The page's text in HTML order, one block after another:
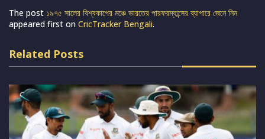
The post ১৯৭৫ সালের বিশ্বকাপের মঞ্চে ভারতের পারফরম্যান্সের ব্যাপারে জেনে নিন
appeared first on CricTracker Bengali.
Related Posts